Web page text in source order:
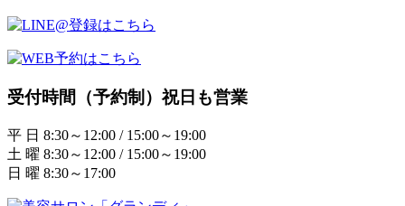
受付時間（予約制）祝日も営業
平 日 8:30～12:00 / 15:00～19:00
土 曜 8:30～12:00 / 15:00～19:00
日 曜 8:30～17:00